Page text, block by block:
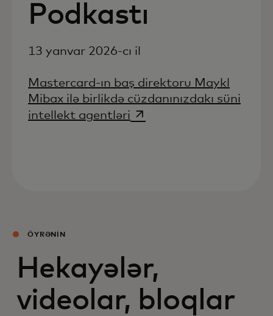
Podkastı
13 yanvar 2026-cı il
Mastercard-ın baş direktoru Maykl
Mibax ilə birlikdə cüzdanınızdakı süni
intellekt agentləri opens in a new tab
ÖYRƏNİN
Hekayələr,
videolar, bloqlar